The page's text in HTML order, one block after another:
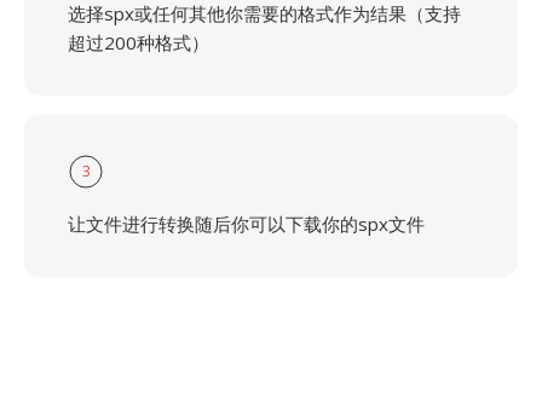
选择spx或任何其他你需要的格式作为结果（支持
超过200种格式）
3
让文件进行转换随后你可以下载你的spx文件